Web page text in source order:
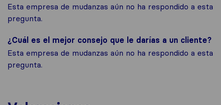
Esta empresa de mudanzas aún no ha respondido a esta
pregunta.
¿Cuál es el mejor consejo que le darías a un cliente?
Esta empresa de mudanzas aún no ha respondido a esta
pregunta.